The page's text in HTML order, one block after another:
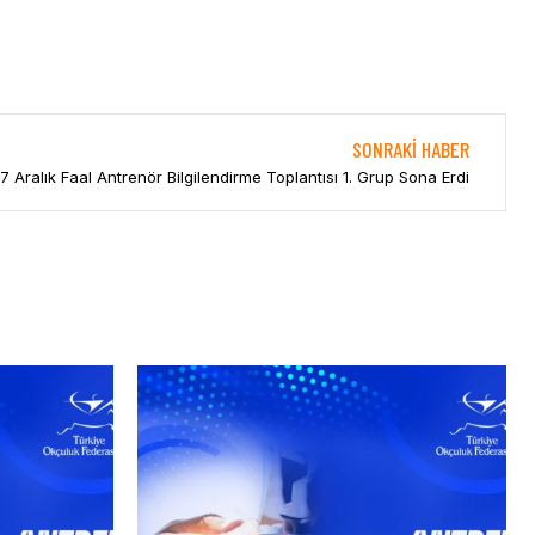
SONRAKI HABER
Aralık Faal Antrenör Bilgilendirme Toplantısı 1. Grup Sona Erdi